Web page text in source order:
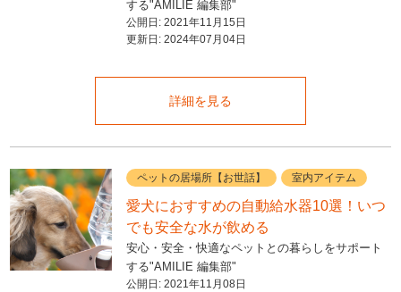
する"AMILIE 編集部"
公開日: 2021年11月15日
更新日: 2024年07月04日
詳細を見る
ペットの居場所【お世話】 室内アイテム
愛犬におすすめの自動給水器10選！いつ
でも安全な水が飲める
安心・安全・快適なペットとの暮らしをサポート
する"AMILIE 編集部"
公開日: 2021年11月08日